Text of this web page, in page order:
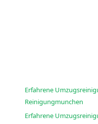
Erfahrene
Reinigungmunchen